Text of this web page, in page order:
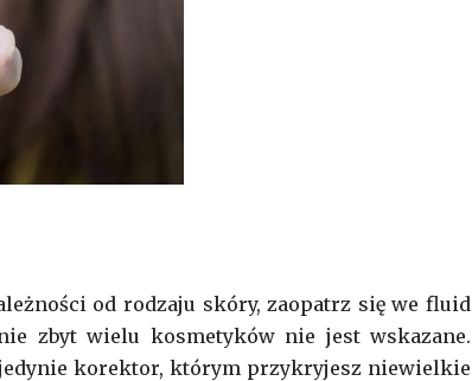
od rodzaju skóry, zaopatrz się we fluid
zbyt wielu kosmetyków nie jest wskazane.
korektor, którym przykryjesz niewielkie